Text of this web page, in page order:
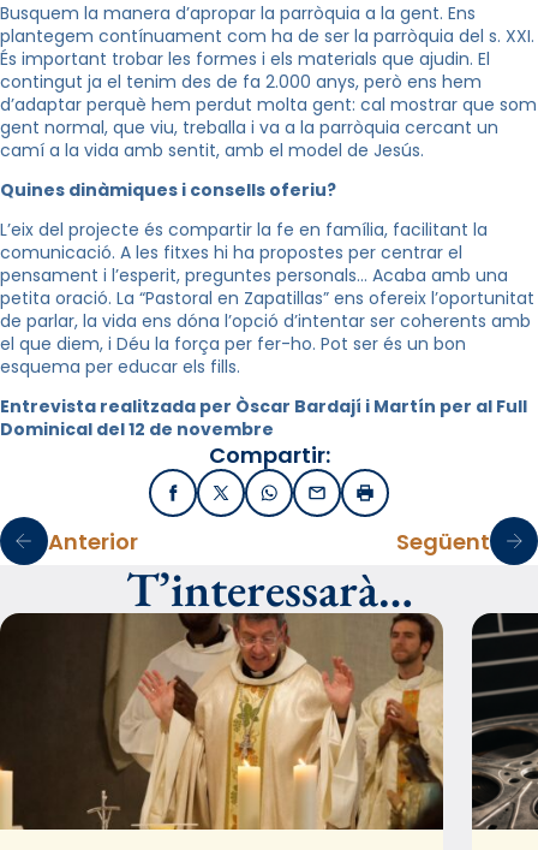
Busquem la manera d’apropar la parròquia a la gent. Ens
plantegem contínuament com ha de ser la parròquia del s. XXI.
És important trobar les formes i els materials que ajudin. El
contingut ja el tenim des de fa 2.000 anys, però ens hem
d’adaptar perquè hem perdut molta gent: cal mostrar que som
gent normal, que viu, treballa i va a la parròquia cercant un
camí a la vida amb sentit, amb el model de Jesús.
Quines dinàmiques i consells oferiu?
L’eix del projecte és compartir la fe en família, facilitant la
comunicació. A les fitxes hi ha propostes per centrar el
pensament i l’esperit, preguntes personals… Acaba amb una
petita oració. La “Pastoral en Zapatillas” ens ofereix l’oportunitat
de parlar, la vida ens dóna l’opció d’intentar ser coherents amb
el que diem, i Déu la força per fer-ho. Pot ser és un bon
esquema per educar els fills.
Entrevista realitzada per Òscar Bardají i Martín per al Full
Dominical del 12 de novembre
Compartir:
FacebookX / TwitterWhatsApp
EmailImprimir
Anterior Següent
T’interessarà…